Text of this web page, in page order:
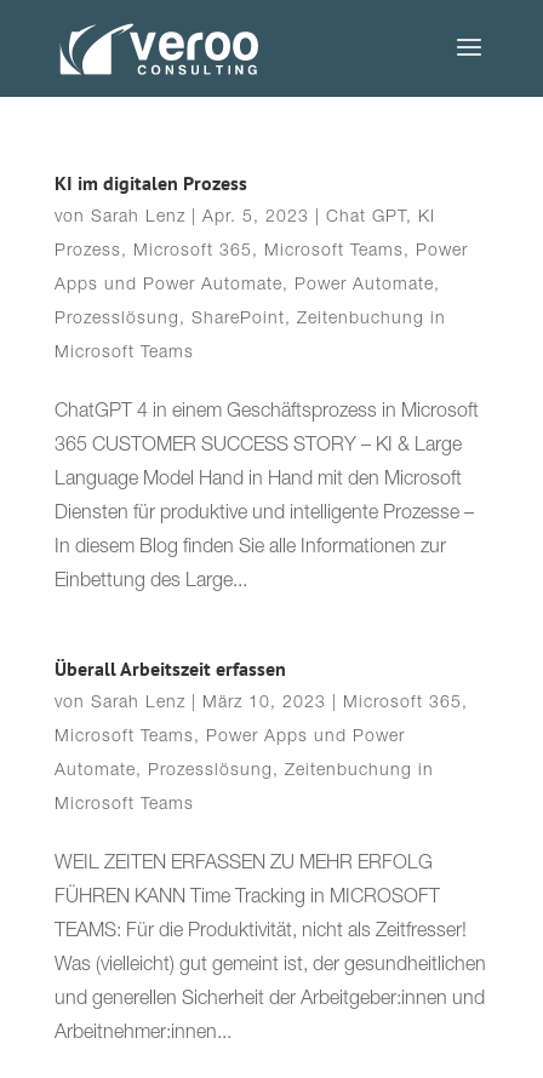
KI im digitalen Prozess
von Sarah Lenz| Apr. 5, 2023 Chat GPT , KI
Prozess, Microsoft 365 , Microsoft Teams, Power
Apps und Power Automate, Power Automate,
Prozesslösung , SharePoint, Zeitenbuchung in
Microsoft Teams
ChatGPT 4 in einem Geschäftsprozess in Microsoft
365 CUSTOMER SUCCESS STORY – KI & Large
Language Model Hand in Hand mit den Microsoft
Diensten für produktive und intelligente Prozesse –
In diesem Blog finden Sie alle Informationen zur
Einbettung des Large...
Überall Arbeitszeit erfassen
von Sarah Lenz| März 10, 2023 Microsoft 365 ,
Microsoft Teams, Power Apps und Power
Automate, Prozesslösung , Zeitenbuchung in
Microsoft Teams
WEIL ZEITEN ERFASSEN ZU MEHR ERFOLG
FÜHREN KANN Time Tracking in MICROSOFT
TEAMS: Für die Produktivität, nicht als Zeitfresser!
Was (vielleicht) gut gemeint ist, der gesundheitlichen
und generellen Sicherheit der Arbeitgeber:innen und
Arbeitnehmer:innen...